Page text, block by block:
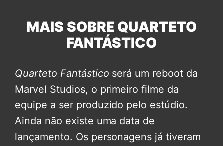
MAIS SOBRE QUARTETO
FANTÁSTICO
Quarteto Fantástico será um reboot da
Marvel Studios, o primeiro filme da
equipe a ser produzido pelo estúdio.
Ainda não existe uma data de
lançamento. Os personagens já tiveram